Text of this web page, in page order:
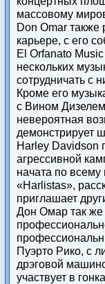
массовому
Don Omar также
карьере, с его
El Orfanato
нескольких
сотрудничать с
Кроме его
с Вином
невероятная
демонстрирует
Harley Davidson
агрессивной
начата по
«Harlistas»,
приглашает
Дон Омар так же
Пуэрто Рико, с
дрэговой
участвует в